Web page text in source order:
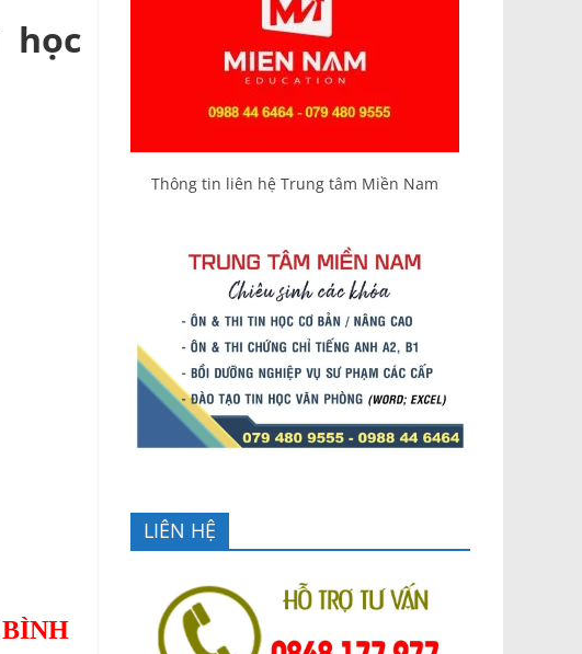
học
Thông tin liên hệ Trung tâm Miền Nam
LIÊN HỆ